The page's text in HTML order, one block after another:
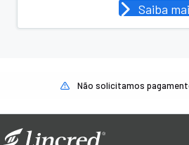
Saiba
Não solicitamos